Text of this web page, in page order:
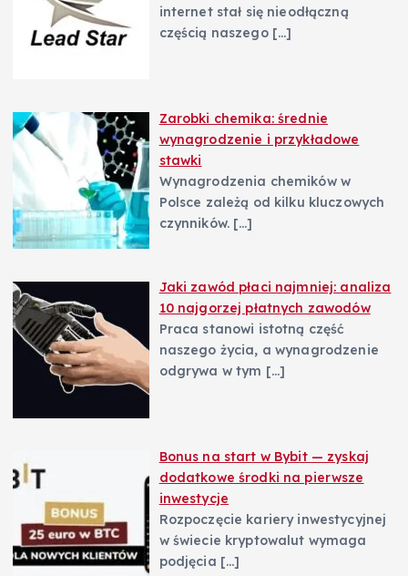
internet stał się nieodłączną
częścią naszego […]
Zarobki chemika: średnie
wynagrodzenie i przykładowe
stawki
Wynagrodzenia chemików w
Polsce zależą od kilku kluczowych
czynników. […]
Jaki zawód płaci najmniej: analiza
10 najgorzej płatnych zawodów
Praca stanowi istotną część
naszego życia, a wynagrodzenie
odgrywa w tym […]
Bonus na start w Bybit — zyskaj
dodatkowe środki na pierwsze
inwestycje
Rozpoczęcie kariery inwestycyjnej
w świecie kryptowalut wymaga
podjęcia […]